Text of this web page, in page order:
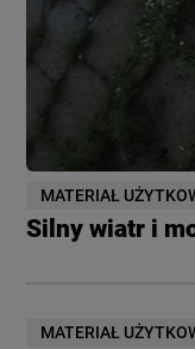
MATERIAŁ
Silny wiatr i
MATERIAŁ